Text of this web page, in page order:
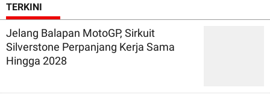
TERKINI
Jelang Balapan MotoGP, Sirkuit
Silverstone Perpanjang Kerja Sama
Hingga 2028